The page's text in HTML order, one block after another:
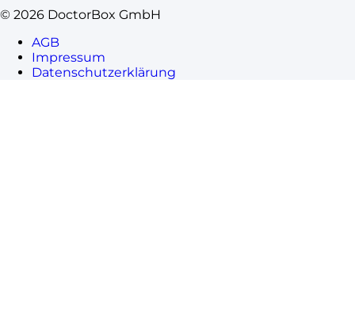
© 2026 DoctorBox GmbH
AGB
Impressum
Datenschutzerklärung